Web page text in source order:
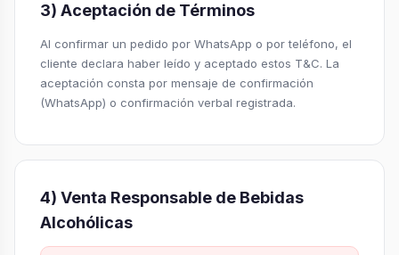
3) Aceptación de Términos
Al confirmar un pedido por WhatsApp o por teléfono, el
cliente declara haber leído y aceptado estos T&C. La
aceptación consta por mensaje de confirmación
(WhatsApp) o confirmación verbal registrada.
4) Venta Responsable de Bebidas
Alcohólicas